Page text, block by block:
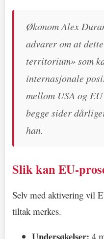
Økonom Alex
advarer om at
territorium» som
internasjonale
mellom USA og
begge sider
han.
Slik kan EU-
Selv med aktivering vil
tiltak merkes.
4